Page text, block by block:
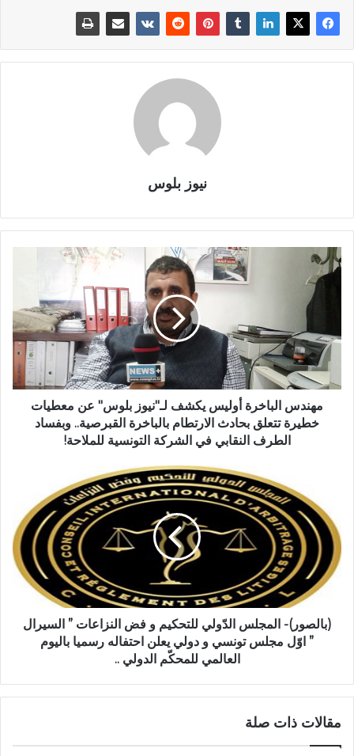
نيوز بلوس
مهندس الباخرة أوليس يكشف لـ"نيوز بلوس" عن معطيات
خطيرة تتعلق بحادث الارتطام بالباخرة القبرصية.. وبفساد
الطرف النقابي في الشركة التونسية للملاحة!
(بالصور)- المجلس الدّولي للتحكيم و فض النزاعات ” السيرال
” اوّل مجلس تونسي و دولي يعلن احتفاله رسميا باليوم
العالمي للمحكّم الدولي ..
مقالات ذات صلة